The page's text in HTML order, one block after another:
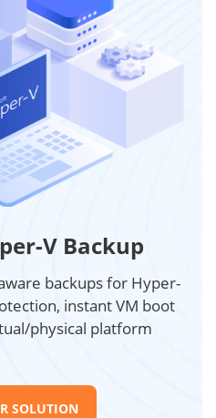
V Backup
backups for Hyper-
instant VM boot
physical platform
SOLUTION